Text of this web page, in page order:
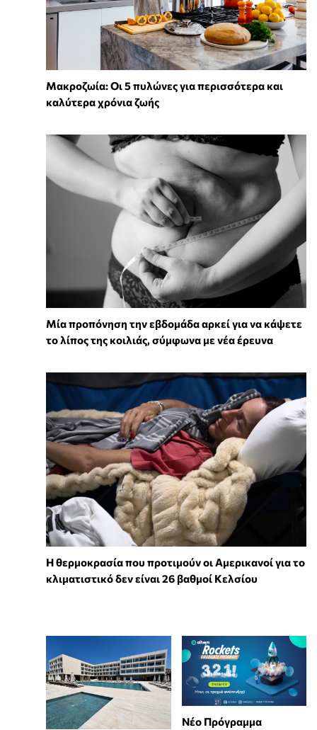
Mακροζωία: Οι 5 πυλώνες για περισσότερα και
καλύτερα χρόνια ζωής
Μία προπόνηση την εβδομάδα αρκεί για να κάψετε
το λίπος της κοιλιάς, σύμφωνα με νέα έρευνα
Η θερμοκρασία που προτιμούν οι Αμερικανοί για το
κλιματιστικό δεν είναι 26 βαθμοί Κελσίου
Νέο Πρόγραμμα